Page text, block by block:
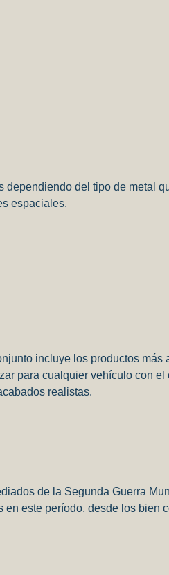
del tipo de metal
espaciales.
incluye los productos más
para cualquier vehículo con
realistas.
de la Segunda Guerra
este período, desde los bien